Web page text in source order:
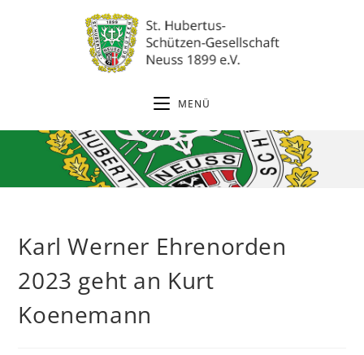
MENÜ
Karl Werner Ehrenorden
2023 geht an Kurt
Koenemann